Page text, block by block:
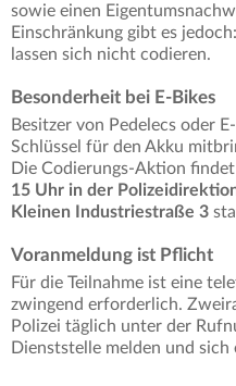
sowie einen
Einschränkung gibt es
lassen sich nicht codieren.
Besonderheit bei E-Bikes
Besitzer von Pedelecs oder
Schlüssel für den Akku
Die Codierungs-Aktion findet
15 Uhr in der
Kleinen Industriestraße 3
Voranmeldung ist Pflicht
Für die Teilnahme ist eine
zwingend erforderlich.
Polizei täglich unter der
Dienststelle melden und sich